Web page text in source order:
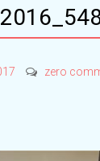
zero